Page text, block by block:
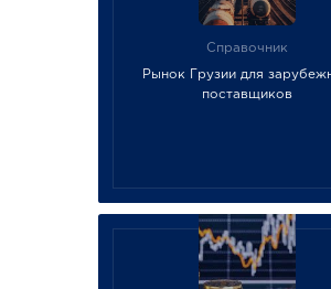
Справочник
Рынок Грузии для
поставщиков